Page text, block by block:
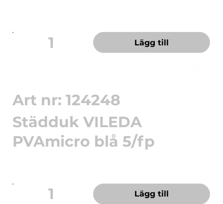
1 Lägg till
1 Lägg till
Art nr: 124248
Städduk VILEDA
PVAmicro blå 5/fp